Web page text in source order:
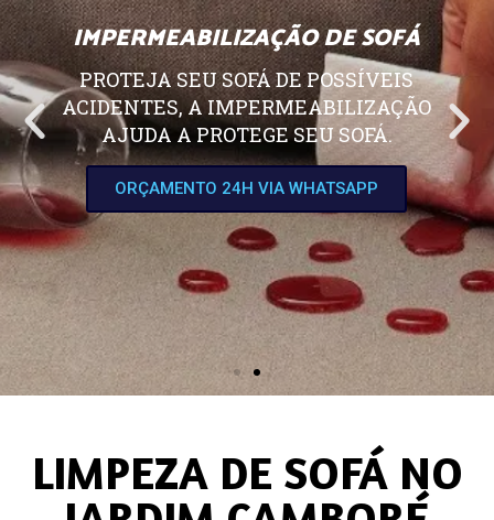
IMPERMEABILIZAÇÃO DE SOFÁ
PROTEJA SEU SOFÁ DE POSSÍVEIS
ACIDENTES, A IMPERMEABILIZAÇÃO
AJUDA A PROTEGE SEU SOFÁ.
ORÇAMENTO 24H VIA WHATSAPP
LIMPEZA DE SOFÁ NO